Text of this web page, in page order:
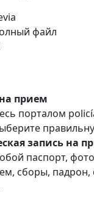
файл
прием
порталом
запись на
паспорт,
сборы, падрон,